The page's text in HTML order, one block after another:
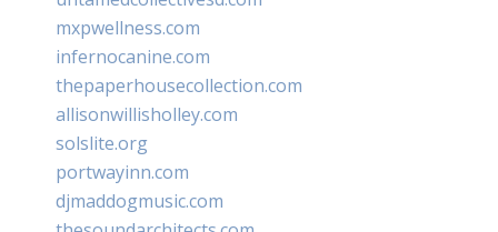
mxpwellness.com
infernocanine.com
thepaperhousecollection.com
allisonwillisholley.com
solslite.org
portwayinn.com
djmaddogmusic.com